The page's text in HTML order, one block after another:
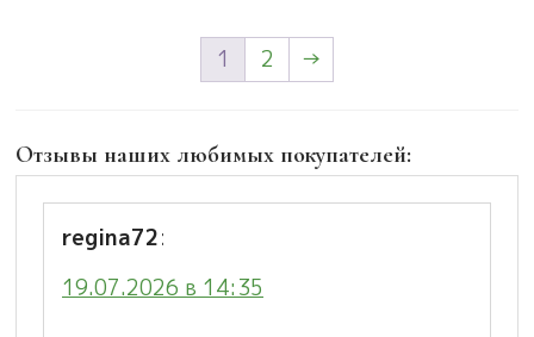
1 2 →
Отзывы наших любимых покупателей:
regina72:
19.07.2026 в 14:35